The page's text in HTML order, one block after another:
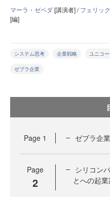
マーラ・ゼペダ[講演者] /フェリッ
[編]
システム思考 企業戦略 ユニコ
ゼブラ企業
Page 1 ゼブラ企
Page
2
シリコン
とへの起